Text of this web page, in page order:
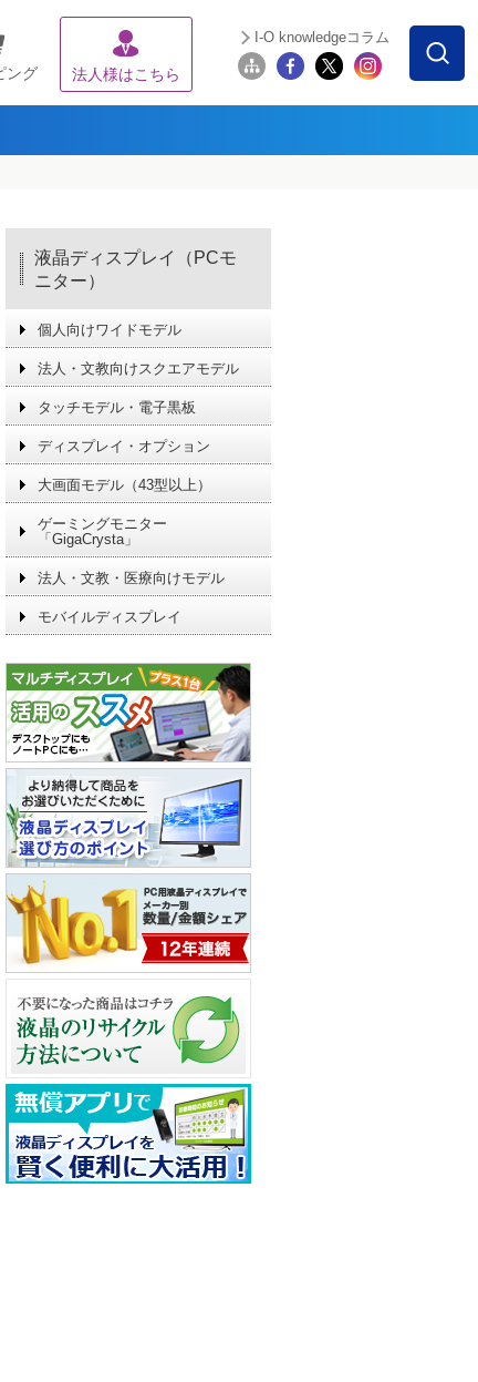
ング 法人様はこちら
I-O knowledgeコラム
液晶ディスプレイ（PCモ
ニター）
個人向けワイドモデル
法人・文教向けスクエアモデル
タッチモデル・電子黒板
ディスプレイ・オプション
大画面モデル（43型以上）
ゲーミングモニター
「GigaCrysta」
法人・文教・医療向けモデル
モバイルディスプレイ